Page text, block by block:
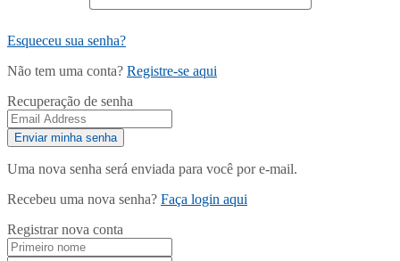
Esqueceu sua senha?
Não tem uma conta? Registre-se aqui
Recuperação de senha
Uma nova senha será enviada para você por e-mail.
Recebeu uma nova senha? Faça login aqui
Registrar nova conta